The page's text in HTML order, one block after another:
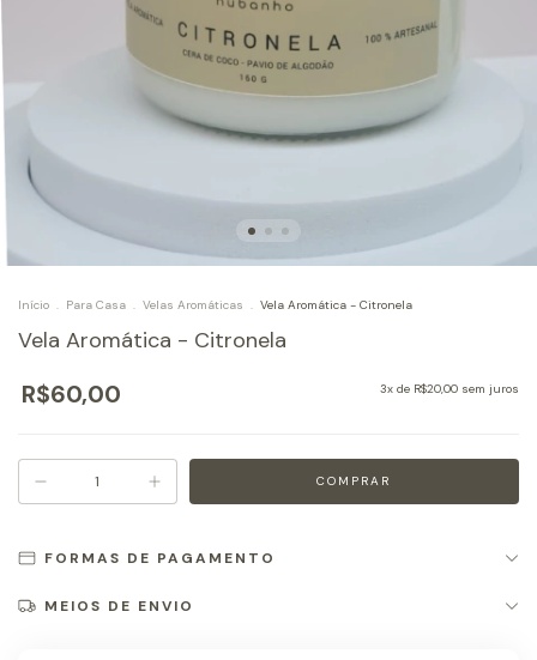
Início . Para Casa . Velas Aromáticas . Vela Aromática - Citronela
Vela Aromática - Citronela
R$60,00 3x de R$20,00 sem juros
FORMAS DE PAGAMENTO
MEIOS DE ENVIO